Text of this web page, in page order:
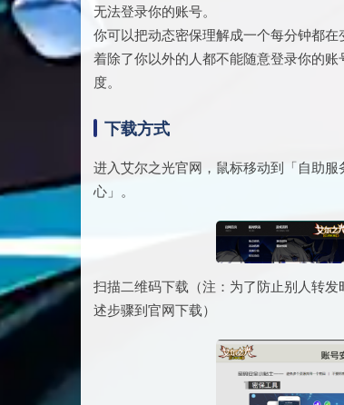
无法登录你的账号。
你可以把动态密保理解成一个每分钟都
着除了你以外的人都不能随意登录你的
度。
下载方式
进入艾尔之光官网，鼠标移动到「自助
心」。
扫描二维码下载（注：为了防止别人转
述步骤到官网下载）